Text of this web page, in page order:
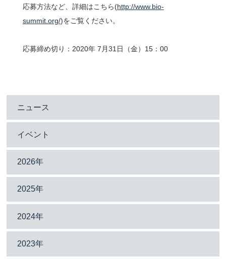
慶應義塾大学
応募方法など、詳細はこちら(http://www.bio-
summit.org/)をご覧ください。
応募締め切り： 2020年 7 月31 日（金）15：00
ニュース
イベント
2026年
2025年
2024年
2023年